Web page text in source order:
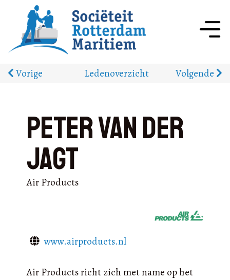
Vorige Ledenoverzicht Volgende
Peter van der
Jagt
Air Products
www.airproducts.nl
Air Products richt zich met name op het